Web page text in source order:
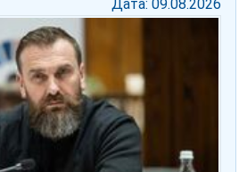
Дата: 09.08.2026